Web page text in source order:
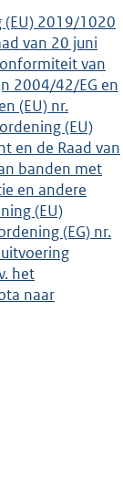
(EU) 2019/1020
van 20 juni
van
2004/42/EG en
(EU) nr.
(EU)
en de Raad van
banden met
en andere
(EU)
(EG) nr.
het
naar